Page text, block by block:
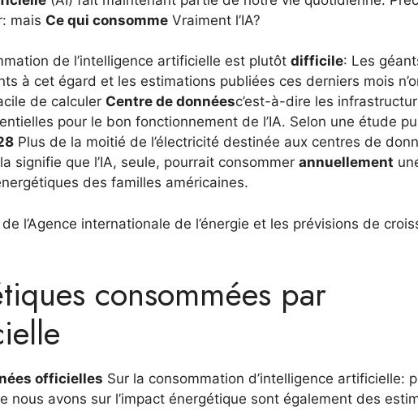
mais Ce qui consomme Vraiment l’IA?
de l’intelligence artificielle est plutôt difficile: Les
à cet égard et les estimations publiées ces derniers mois
de calculer Centre de donnéesc’est-à-dire les
pour le bon fonctionnement de l’IA. Selon une étude
Plus de la moitié de l’électricité destinée aux centres de
signifie que l’IA, seule, pourrait consommer annuellement
des familles américaines.
l’Agence internationale de l’énergie et les prévisions de
consommées par
officielles Sur la consommation d’intelligence artificielle:
nous avons sur l’impact énergétique sont également des